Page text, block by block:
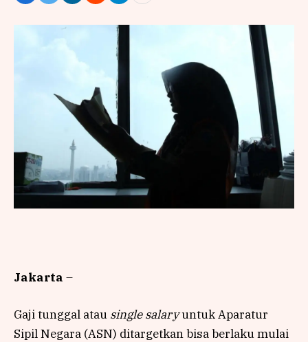
Jakarta –
Gaji tunggal atau single salaryuntuk Aparatur
Sipil Negara (ASN) ditargetkan bisa berlaku mulai